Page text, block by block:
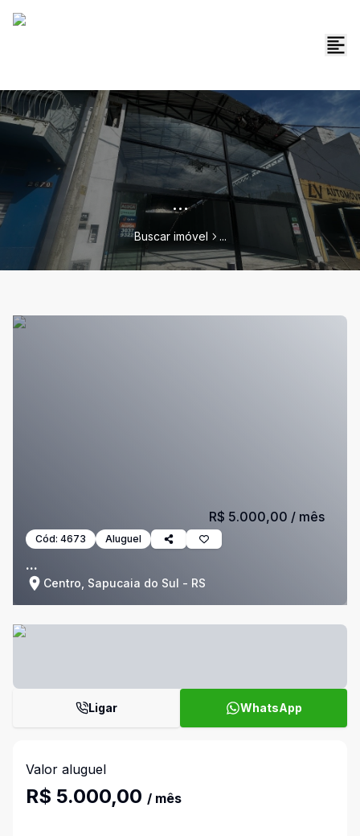
...
Buscar imóvel ...
Cód: 4673 Aluguel
...
Centro, Sapucaia do Sul - RS
R$ 5.000,00 / mês
Ligar WhatsApp
Valor aluguel
R$ 5.000,00 / mês